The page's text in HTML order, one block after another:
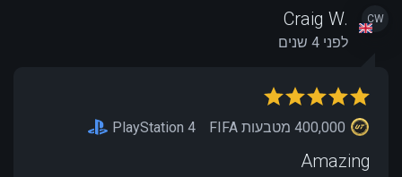
CW
Craig W.
לפני 4 שנים
PlayStation 4
Amazing